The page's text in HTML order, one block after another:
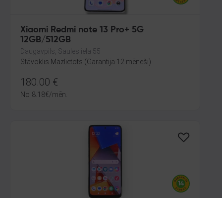
Xiaomi Redmi note 13 Pro+ 5G
12GB/512GB
Daugavpils, Saules iela 55
Stāvoklis Mazlietots (Garantija 12 mēneši)
180.00 €
No 8.18€/mēn.